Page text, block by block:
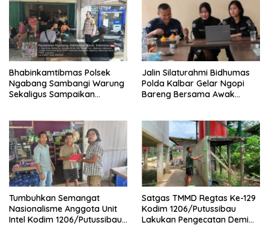
Bhabinkamtibmas Polsek
Ngabang Sambangi Warung
Sekaligus Sampaikan
Jalin Silaturahmi Bidhumas
Polda Kalbar Gelar Ngopi
Bareng Bersama Awak
Tumbuhkan Semangat
Nasionalisme Anggota Unit
Intel Kodim 1206/Putussibau
Satgas TMMD Regtas Ke-129
Kodim 1206/Putussibau
Lakukan Pengecatan Demi